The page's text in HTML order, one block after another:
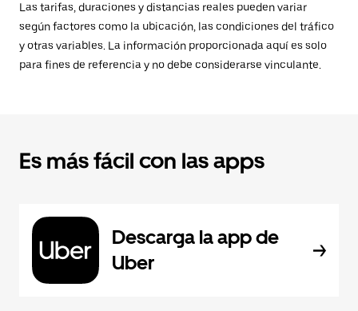
Las tarifas, duraciones y distancias reales pueden variar
según factores como la ubicación, las condiciones del tráfico
y otras variables. La información proporcionada aquí es solo
para fines de referencia y no debe considerarse vinculante.
Es más fácil con las apps
Descarga la app de
Uber